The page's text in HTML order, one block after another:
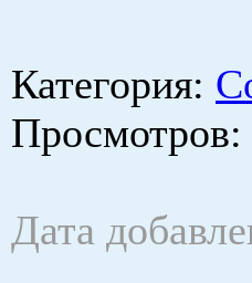
Категория:
Просмотров
Дата